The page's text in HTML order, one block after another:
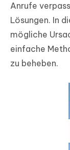
Anrufe
Lösungen. In
mögliche
einfache
zu beheben.